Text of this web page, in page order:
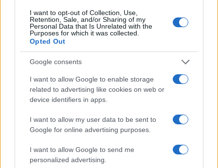
I want to opt-out of Collection, Use,
Retention, Sale, and/or Sharing of my
Personal Data that Is Unrelated with the
Purposes for which it was collected.
Opted Out
Google consents
I want to allow Google to enable storage
related to advertising like cookies on web or
device identifiers in apps.
I want to allow my user data to be sent to
Google for online advertising purposes.
I want to allow Google to send me
personalized advertising.
Andrea Innocenti · 5 Ago 2026
NEWS